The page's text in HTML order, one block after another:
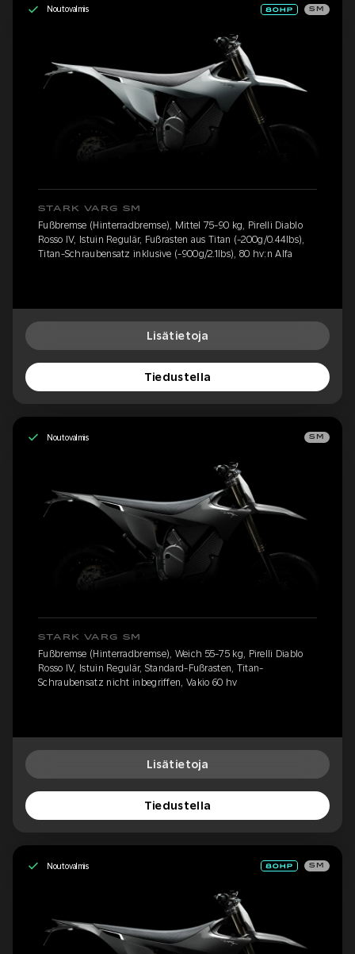
Noutovalmis SM
STARK VARG SM
Fußbremse (Hinterradbremse), Mittel 75-90 kg, Pirelli Diablo
Rosso IV, Istuin Regulär, Fußrasten aus Titan (-200g/0.44lbs),
Titan-Schraubensatz inklusive (-900g/2.1lbs), 80 hv:n Alfa
Lisätietoja
Tiedustella
Noutovalmis SM
STARK VARG SM
Fußbremse (Hinterradbremse), Weich 55-75 kg, Pirelli Diablo
Rosso IV, Istuin Regulär, Standard-Fußrasten, Titan-
Schraubensatz nicht inbegriffen, Vakio 60 hv
Lisätietoja
Tiedustella
Noutovalmis SM